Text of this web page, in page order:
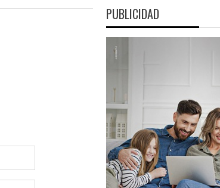
PUBLICIDAD